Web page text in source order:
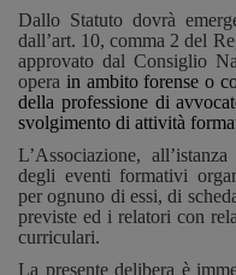
Dallo Statuto dovrà
dall’art. 10, comma 2 del
approvato dal Consiglio
opera in ambito forense o
della professione di
svolgimento di attività
L’Associazione,
degli eventi formativi
per ognuno di essi, di
previste ed i relatori con
curriculari.
La presente delibera è